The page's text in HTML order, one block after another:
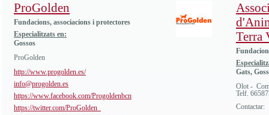
ProGolden
Fundacions, associacions i protectores
Especialitzats en:
Gossos
ProGolden
http://www.progolden.es/
info@progolden.es
https://www.facebook.com/Progoldenbcn
https://twitter.com/ProGolden_
Terra
Gats,
Olot -
Telf.
Contactar: